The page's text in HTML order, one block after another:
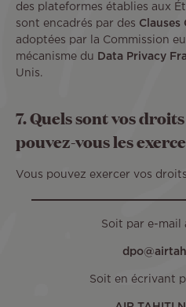
des plateformes établies aux
sont encadrés par des Clauses
adoptées par la Commission
mécanisme du
Data Privacy
Unis.
7. Quels sont vos
pouvez-vous les
Vous pouvez exercer vos
Soit par e-mail
Soit en écrivant